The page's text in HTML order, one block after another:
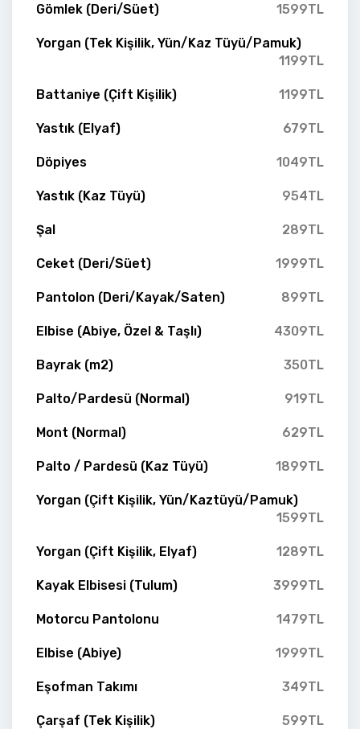
Gömlek (Deri/Süet) 1599TL
Yorgan (Tek Kişilik, Yün/Kaz Tüyü/Pamuk)
1199TL
Battaniye (Çift Kişilik) 1199TL
Yastık (Elyaf) 679TL
Döpiyes 1049TL
Yastık (Kaz Tüyü) 954TL
Şal 289TL
Ceket (Deri/Süet) 1999TL
Pantolon (Deri/Kayak/Saten) 899TL
Elbise (Abiye, Özel & Taşlı) 4309TL
Bayrak (m2) 350TL
Palto/Pardesü (Normal) 919TL
Mont (Normal) 629TL
Palto / Pardesü (Kaz Tüyü) 1899TL
Yorgan (Çift Kişilik, Yün/Kaztüyü/Pamuk)
1599TL
Yorgan (Çift Kişilik, Elyaf) 1289TL
Kayak Elbisesi (Tulum) 3999TL
Motorcu Pantolonu 1479TL
Elbise (Abiye) 1999TL
Eşofman Takımı 349TL
Çarşaf (Tek Kişilik) 599TL